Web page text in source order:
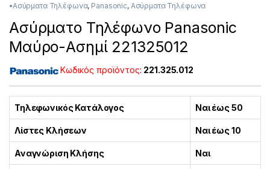
•Ασύρματα Τηλέφωνα, Panasonic, Ασύρματα Τηλέφωνα
Ασύρματο Τηλέφωνο Panasonic
Μαύρο-Ασημί 221325012
Κωδικός προϊόντος: 221.325.012
Τηλεφωνικός Κατάλογος Ναι έως 50
Λίστες Κλήσεων Ναι έως 10
Αναγνώριση Κλήσης Ναι